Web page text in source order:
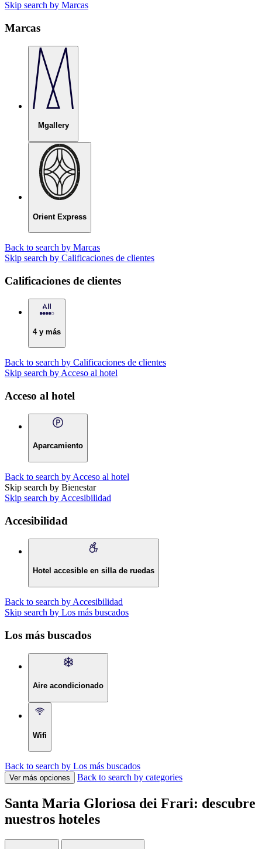
Skip search by Marcas
Marcas
Mgallery
Orient Express
Back to search by Marcas
Skip search by Calificaciones de clientes
Calificaciones de clientes
4 y más
Back to search by Calificaciones de clientes
Skip search by Acceso al hotel
Acceso al hotel
Aparcamiento
Back to search by Acceso al hotel
Skip search by Bienestar
Skip search by Accesibilidad
Accesibilidad
Hotel accesible en silla de ruedas
Back to search by Accesibilidad
Skip search by Los más buscados
Los más buscados
Aire acondicionado
Wifi
Back to search by Los más buscados
Ver más opciones Back to search by categories
Santa Maria Gloriosa dei Frari: descubre
nuestros hoteles